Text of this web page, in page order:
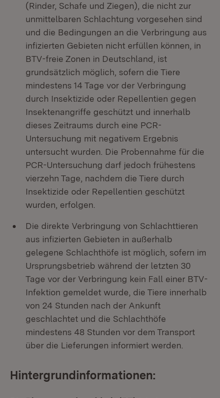
(Rinder, Schafe und Ziegen), die nicht zur
unmittelbaren Schlachtung vorgesehen sind
und die Bedingungen an die Verbringung aus
infizierten Gebieten nicht erfüllen können, in
BTV-freie Zonen in Deutschland, ist
grundsätzlich möglich, sofern die Tiere
mindestens 14 Tage vor der Verbringung
durch Insektizide oder Repellentien gegen
Insektenangriffe geschützt und innerhalb
dieses Zeitraums durch eine PCR-
Untersuchung mit negativem Ergebnis
untersucht wurden. Die Probennahme für die
PCR-Untersuchung darf jedoch frühestens
vierzehn Tage, nachdem die Tiere durch
Insektizide oder Repellentien geschützt
wurden, erfolgen.
Die direkte Verbringung von Schlachttieren
aus infizierten Gebieten in außerhalb
gelegene Schlachthöfe ist möglich, sofern im
Ursprungsbetrieb während der letzten 30
Tage vor der Verbringung kein Fall einer BTV-
Infektion gemeldet wurde, die Tiere innerhalb
von 24 Stunden nach der Ankunft
geschlachtet und die Schlachthöfe
mindestens 48 Stunden vor dem Transport
über die Lieferungen informiert werden.
Hintergrundinformationen: